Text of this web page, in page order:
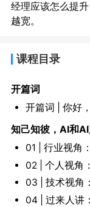
经理应该怎么提
越宽。
课程目录
开篇词
开篇词 | 你好
知己知彼，AI和
01 | 行业视角
02 | 个人视角
03 | 技术视角
04 | 过来人讲